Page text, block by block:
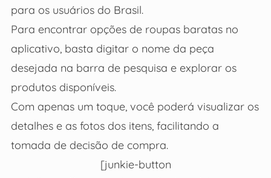
para os usuários do Brasil.
Para encontrar opções de roupas baratas no
aplicativo, basta digitar o nome da peça
desejada na barra de pesquisa e explorar os
produtos disponíveis.
Com apenas um toque, você poderá visualizar os
detalhes e as fotos dos itens, facilitando a
tomada de decisão de compra.
[junkie-button